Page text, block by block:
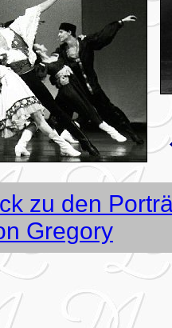
zu den
Gregory